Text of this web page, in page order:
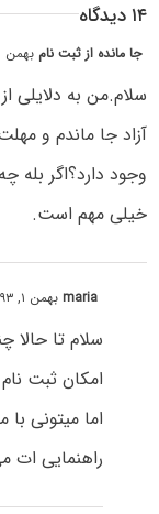
۱۴ دیدگاه
جا مانده از ثبت نام بهمن ۱, ۱۳۹۳ at ۰:۵۹ ق٫ظ
سلام.من به دلایلی
آزاد جا ماندم و
وجود دارد؟اگر بله
خیلی مهم است.
mariaبهمن ۱, ۱۳۹۳ at ۸:۴۵ ق٫ظ
سلام تا حالا
امکان ثبت
اما میتونی
راهنمایی ات